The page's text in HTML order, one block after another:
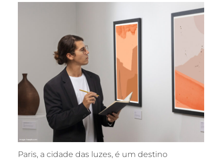
Paris, a cidade das luzes, é um destino